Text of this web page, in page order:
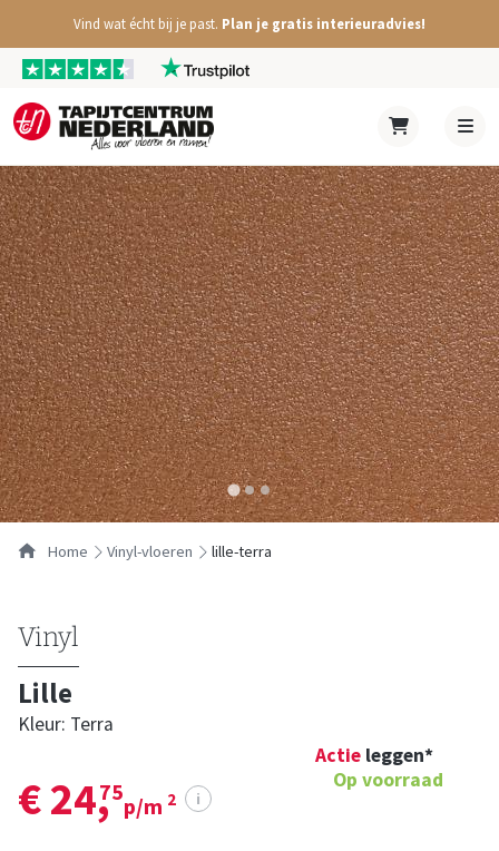
Vind wat écht bij je past. Plan je gratis interieuradvies!
Home vinyl-vloeren lille-terra
Vinyl
Lille
Kleur: Terra
€ 24,
75
p/m 2 i
Actie leggen*
Op voorraad